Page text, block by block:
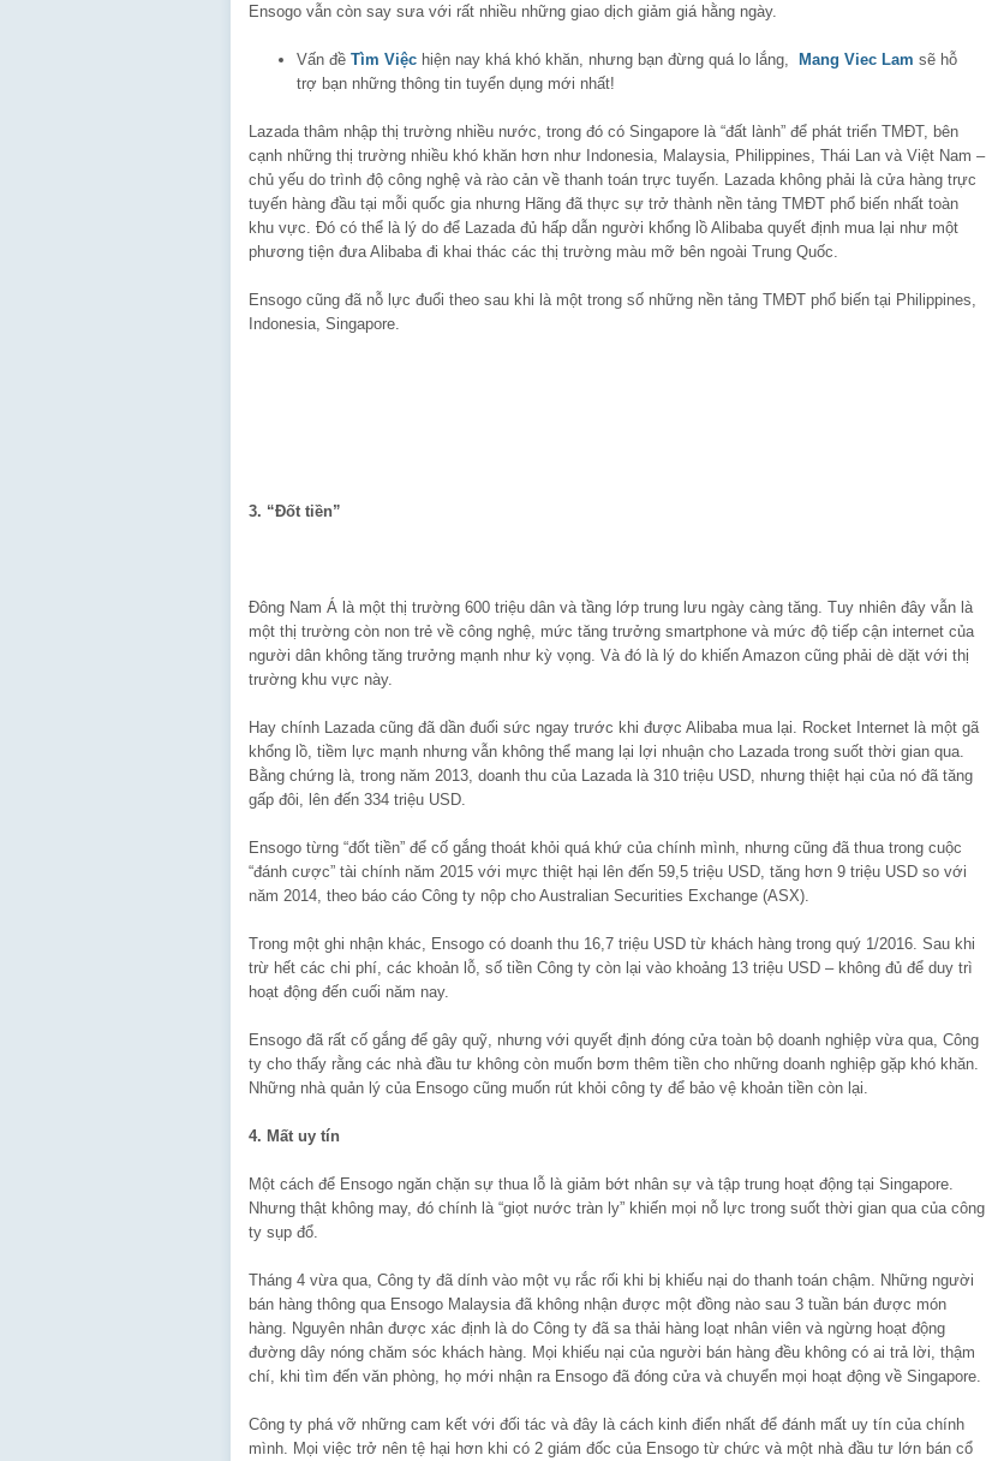
Ensogo vẫn còn say sưa với rất nhiều những giao dịch giảm giá hằng ngày.
Vấn đề Tìm Việc hiện nay khá khó khăn, nhưng bạn đừng quá lo lắng, Mang Viec Lam sẽ hỗ
trợ bạn những thông tin tuyển dụng mới nhất!
Lazada thâm nhập thị trường nhiều nước, trong đó có Singapore là “đất lành” để phát triển TMĐT, bên
cạnh những thị trường nhiều khó khăn hơn như Indonesia, Malaysia, Philippines, Thái Lan và Việt Nam –
chủ yếu do trình độ công nghệ và rào cản về thanh toán trực tuyến. Lazada không phải là cửa hàng trực
tuyến hàng đầu tại mỗi quốc gia nhưng Hãng đã thực sự trở thành nền tảng TMĐT phổ biến nhất toàn
khu vực. Đó có thể là lý do để Lazada đủ hấp dẫn người khổng lồ Alibaba quyết định mua lại như một
phương tiện đưa Alibaba đi khai thác các thị trường màu mỡ bên ngoài Trung Quốc.
Ensogo cũng đã nỗ lực đuổi theo sau khi là một trong số những nền tảng TMĐT phổ biến tại Philippines,
Indonesia, Singapore.
3. “Đốt tiền”
Đông Nam Á là một thị trường 600 triệu dân và tầng lớp trung lưu ngày càng tăng. Tuy nhiên đây vẫn là
một thị trường còn non trẻ về công nghệ, mức tăng trưởng smartphone và mức độ tiếp cận internet của
người dân không tăng trưởng mạnh như kỳ vọng. Và đó là lý do khiến Amazon cũng phải dè dặt với thị
trường khu vực này.
Hay chính Lazada cũng đã dần đuối sức ngay trước khi được Alibaba mua lại. Rocket Internet là một gã
khổng lồ, tiềm lực mạnh nhưng vẫn không thể mang lại lợi nhuận cho Lazada trong suốt thời gian qua.
Bằng chứng là, trong năm 2013, doanh thu của Lazada là 310 triệu USD, nhưng thiệt hại của nó đã tăng
gấp đôi, lên đến 334 triệu USD.
Ensogo từng “đốt tiền” để cố gắng thoát khỏi quá khứ của chính mình, nhưng cũng đã thua trong cuộc
“đánh cược” tài chính năm 2015 với mực thiệt hại lên đến 59,5 triệu USD, tăng hơn 9 triệu USD so với
năm 2014, theo báo cáo Công ty nộp cho Australian Securities Exchange (ASX).
Trong một ghi nhận khác, Ensogo có doanh thu 16,7 triệu USD từ khách hàng trong quý 1/2016. Sau khi
trừ hết các chi phí, các khoản lỗ, số tiền Công ty còn lại vào khoảng 13 triệu USD – không đủ để duy trì
hoạt động đến cuối năm nay.
Ensogo đã rất cố gắng để gây quỹ, nhưng với quyết định đóng cửa toàn bộ doanh nghiệp vừa qua, Công
ty cho thấy rằng các nhà đầu tư không còn muốn bơm thêm tiền cho những doanh nghiệp gặp khó khăn.
Những nhà quản lý của Ensogo cũng muốn rút khỏi công ty để bảo vệ khoản tiền còn lại.
4. Mất uy tín
Một cách để Ensogo ngăn chặn sự thua lỗ là giảm bớt nhân sự và tập trung hoạt động tại Singapore.
Nhưng thật không may, đó chính là “giọt nước tràn ly” khiến mọi nỗ lực trong suốt thời gian qua của công
ty sụp đổ.
Tháng 4 vừa qua, Công ty đã dính vào một vụ rắc rối khi bị khiếu nại do thanh toán chậm. Những người
bán hàng thông qua Ensogo Malaysia đã không nhận được một đồng nào sau 3 tuần bán được món
hàng. Nguyên nhân được xác định là do Công ty đã sa thải hàng loạt nhân viên và ngừng hoạt động
đường dây nóng chăm sóc khách hàng. Mọi khiếu nại của người bán hàng đều không có ai trả lời, thậm
chí, khi tìm đến văn phòng, họ mới nhận ra Ensogo đã đóng cửa và chuyển mọi hoạt động về Singapore.
Công ty phá vỡ những cam kết với đối tác và đây là cách kinh điển nhất để đánh mất uy tín của chính
mình. Mọi việc trở nên tệ hại hơn khi có 2 giám đốc của Ensogo từ chức và một nhà đầu tư lớn bán cổ